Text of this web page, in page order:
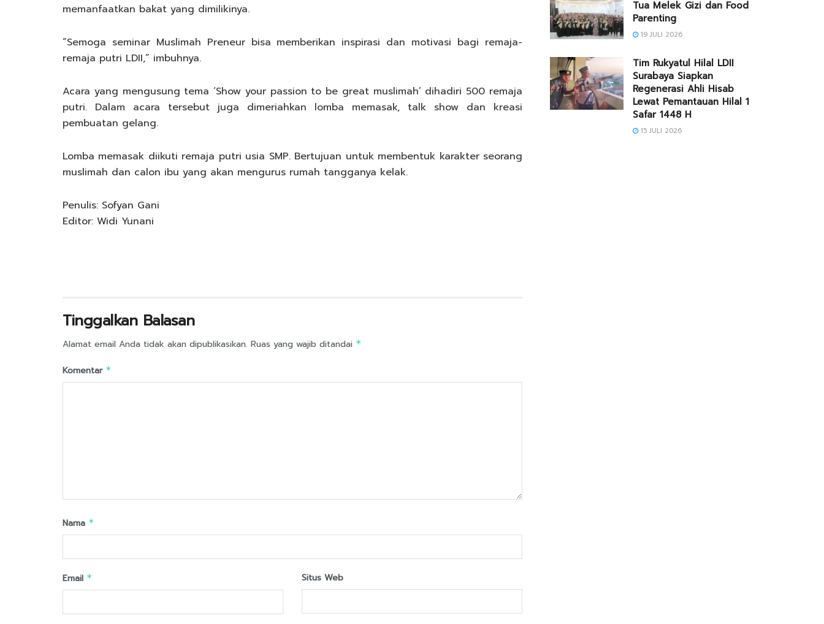
memanfaatkan bakat yang dimilikinya.
“Semoga seminar Muslimah Preneur bisa memberikan inspirasi dan motivasi bagi remaja-
remaja putri LDII,” imbuhnya.
Acara yang mengusung tema ‘Show your passion to be great muslimah’ dihadiri 500 remaja
putri. Dalam acara tersebut juga dimeriahkan lomba memasak, talk show dan kreasi
pembuatan gelang.
Lomba memasak diikuti remaja putri usia SMP. Bertujuan untuk membentuk karakter seorang
muslimah dan calon ibu yang akan mengurus rumah tangganya kelak.⁠⁠⁠⁠
Penulis: Sofyan Gani
Editor: Widi Yunani
Tinggalkan Balasan
Alamat email Anda tidak akan dipublikasikan. Ruas yang wajib ditandai *
Komentar *
Nama *
Email * Situs Web
Tua Melek Gizi dan Food
Parenting
19 JULI 2026
Tim Rukyatul Hilal LDII
Surabaya Siapkan
Regenerasi Ahli Hisab
Lewat Pemantauan Hilal 1
Safar 1448 H
15 JULI 2026